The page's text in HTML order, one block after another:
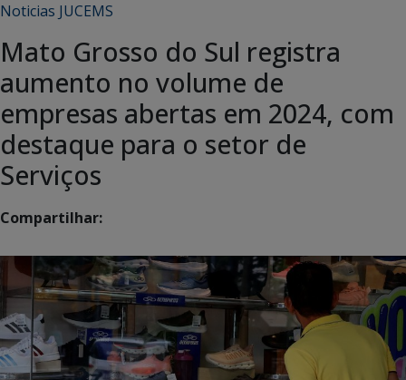
Noticias JUCEMS
Mato Grosso do Sul registra
aumento no volume de
empresas abertas em 2024, com
destaque para o setor de
Serviços
Compartilhar: